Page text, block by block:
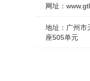
网址：
地址：广州市
座505单元